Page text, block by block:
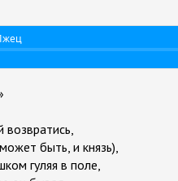
возвратись,
быть, и князь),
гуляя в поле,